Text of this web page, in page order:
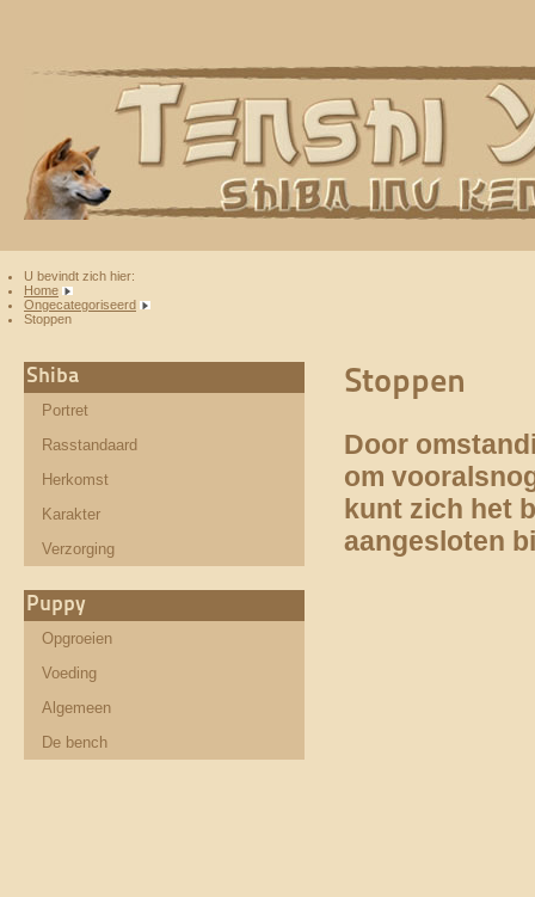
U bevindt zich hier:
Home
Ongecategoriseerd
Stoppen
Shiba
Portret
Rasstandaard
Herkomst
Karakter
Verzorging
Puppy
Opgroeien
Voeding
Algemeen
De bench
Stoppen
Door
om
kunt zich het
aangesloten